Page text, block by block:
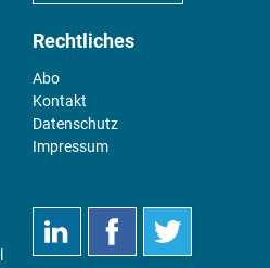
Rechtliches
Abo
Kontakt
Datenschutz
Impressum